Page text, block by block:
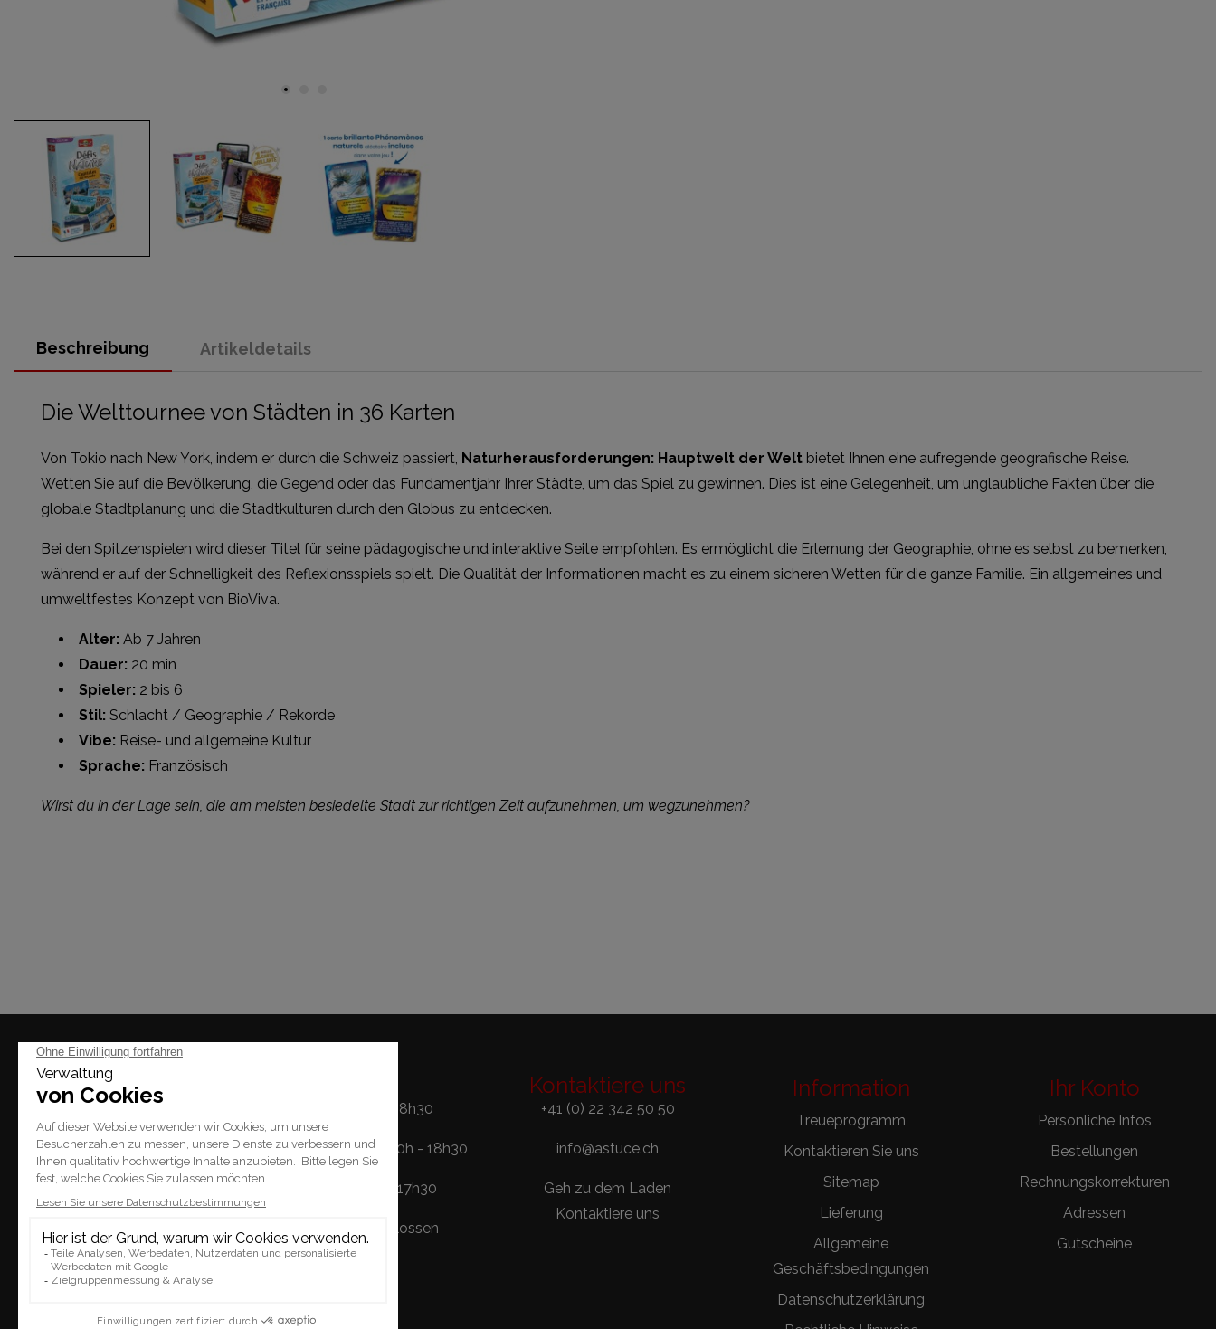
Beschreibung Artikeldetails
Die Welttournee von Städten in 36 Karten
Von Tokio nach New York, indem er durch die Schweiz passiert, Naturherausforderungen: Hauptwelt der Welt bietet Ihnen eine aufregende geografische Reise.
Wetten Sie auf die Bevölkerung, die Gegend oder das Fundamentjahr Ihrer Städte, um das Spiel zu gewinnen. Dies ist eine Gelegenheit, um unglaubliche Fakten über die
globale Stadtplanung und die Stadtkulturen durch den Globus zu entdecken.
Bei den Spitzenspielen wird dieser Titel für seine pädagogische und interaktive Seite empfohlen. Es ermöglicht die Erlernung der Geographie, ohne es selbst zu bemerken,
während er auf der Schnelligkeit des Reflexionsspiels spielt. Die Qualität der Informationen macht es zu einem sicheren Wetten für die ganze Familie. Ein allgemeines und
umweltfestes Konzept von BioViva.
Alter: Ab 7 Jahren
Dauer: 20 min
Spieler: 2 bis 6
Stil: Schlacht / Geographie / Rekorde
Vibe: Reise- und allgemeine Kultur
Sprache: Französisch
Wirst du in der Lage sein, die am meisten besiedelte Stadt zur richtigen Zeit aufzunehmen, um wegzunehmen?
Place du Tempel 2.
1227 Carouge
Montag: 14h - 18h30
Dienstag / Freitag: 10h - 18h30
Samstag: 10h - 17h30
Sonntag: geschlossen
Kontaktiere uns
+41 (0) 22 342 50 50
info@astuce.ch
Geh zu dem Laden
Kontaktiere uns
Information
Treueprogramm
Kontaktieren Sie uns
Sitemap
Lieferung
Allgemeine
Geschäftsbedingungen
Datenschutzerklärung
Ihr Konto
Persönliche Infos
Bestellungen
Rechnungskorrekturen
Adressen
Gutscheine